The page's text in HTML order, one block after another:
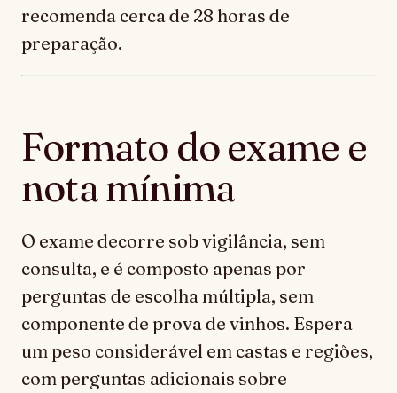
recomenda cerca de 28 horas de
preparação.
Formato do exame e
nota mínima
O exame decorre sob vigilância, sem
consulta, e é composto apenas por
perguntas de escolha múltipla, sem
componente de prova de vinhos. Espera
um peso considerável em castas e regiões,
com perguntas adicionais sobre